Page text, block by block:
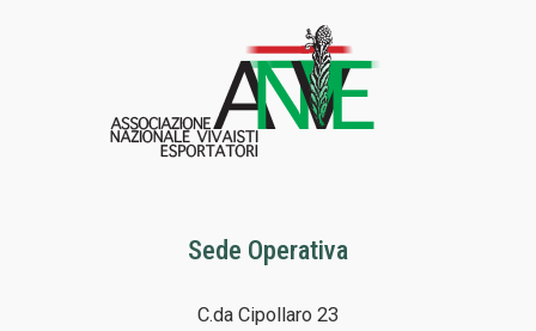
Sede Operativa
C.da Cipollaro 23